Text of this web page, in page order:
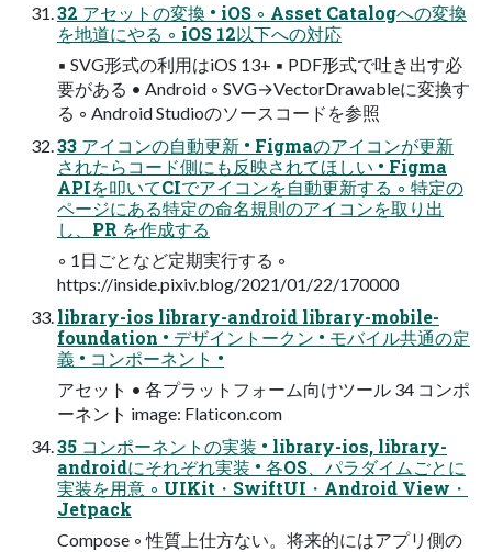
32 アセットの変換 • iOS ◦ Asset Catalogへの変換
を地道にやる ◦ iOS 12以下への対応
▪ SVG形式の利用はiOS 13+ ▪ PDF形式で吐き出す必
要がある • Android ◦ SVG→VectorDrawableに変換す
る ◦ Android Studioのソースコードを参照
33 アイコンの自動更新 • Figmaのアイコンが更新
されたらコード側にも反映されてほしい • Figma
APIを叩いてCIでアイコンを自動更新する ◦ 特定の
ページにある特定の命名規則のアイコンを取り出
し、PR を作成する
◦ 1日ごとなど定期実行する ◦
https://inside.pixiv.blog/2021/01/22/170000
library-ios library-android library-mobile-
foundation • デザイントークン • モバイル共通の定
義 • コンポーネント •
アセット • 各プラットフォーム向けツール 34 コンポ
ーネント image: Flaticon.com
35 コンポーネントの実装 • library-ios, library-
androidにそれぞれ実装 • 各OS、パラダイムごとに
実装を用意 ◦ UIKit・SwiftUI・Android View・
Jetpack
Compose ◦ 性質上仕方ない。将来的にはアプリ側の